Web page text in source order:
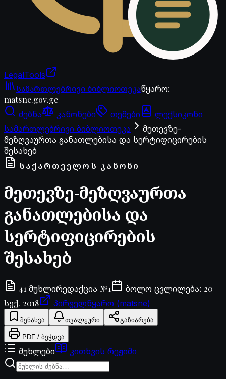
LegalTools
ანგარიში იტვირთება
სამართლებრივი ბიბლიოთეკაწყარო:
matsne.gov.ge
ძებნა კანონები თემები
ლექსიკონი
სამართლებრივი ბიბლიოთეკა
მეთევზე-
მეზღვაურთა განათლებისა და სერტიფიცირების
შესახებ
ᲡᲐᲥᲐᲠᲗᲕᲔᲚᲝᲡ ᲙᲐᲜᲝᲜᲘ
მეთევზე-მეზღვაურთა
განათლებისა და
სერტიფიცირების
შესახებ
41 მუხლირედაქცია №1 ბოლო ცვლილება: 20
სექ. 2018
პირველწყარო (matsne)
შენახვა თვალყური გაზიარება
PDF / ბეჭდვა
მუხლები კითხვის რეჟიმი